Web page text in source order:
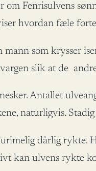
om Fenrisulvens
hvordan fæle
som krysser
slik at de
Antallet
naturligvis.
dårlig rykte.
kan ulvens rykte